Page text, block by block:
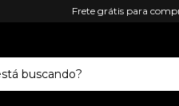
Frete grátis para